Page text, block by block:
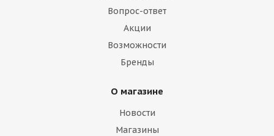
Вопрос-ответ
Акции
Возможности
Бренды
О магазине
Новости
Магазины